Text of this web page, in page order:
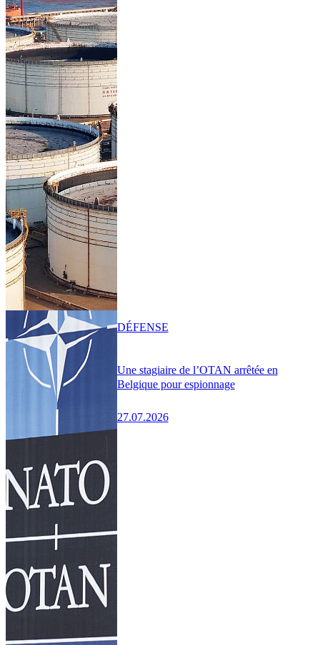
Une stagiaire de l’OTAN arrêtée en
Belgique pour espionnage
27.07.2026
DÉFENSE